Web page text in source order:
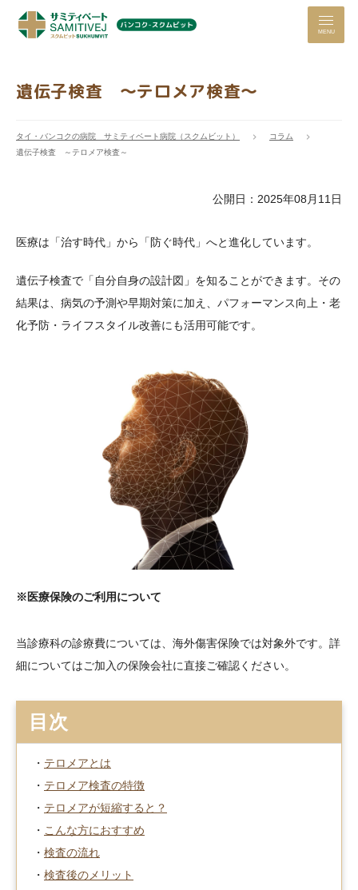
MENU
遺伝子検査 ～テロメア検査～
タイ・バンコクの病院 サミティベート病院（スクムビット）
コラム
遺伝子検査 ～テロメア検査～
公開日：2025年08月11日
医療は「治す時代」から「防ぐ時代」へと進化しています。
遺伝子検査で「自分自身の設計図」を知ることができます。その
結果は、病気の予測や早期対策に加え、パフォーマンス向上・老
化予防・ライフスタイル改善にも活用可能です。
※医療保険のご利用について
当診療科の診療費については、海外傷害保険では対象外です。詳
細についてはご加入の保険会社に直接ご確認ください。
目次
・ テロメアとは
・ テロメア検査の特徴
・ テロメアが短縮すると？
・ こんな方におすすめ
・ 検査の流れ
・ 検査後のメリット